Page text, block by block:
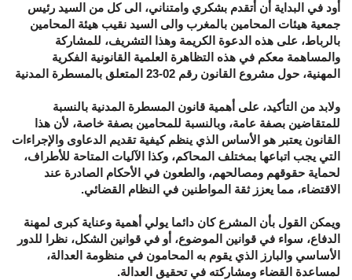
أود في البداية أن أتقدم بشكري وامتناني، الى كل من السيد رئيس
جمعية هيئات المحامين بالمغرب والى السيد نقيب هيئة المحامين
بالرباط، على هذه الدعوة الكريمة وهذا التشريف، للمشاركة
والمساهمة معكم في هذه التظاهرة العلمية القانونية الفكرية
المهنية، حول مشروع القانون رقم 02-23 المتعلق بالمسطرة المدنية
ولابد من التأكيد، على أهمية قانون المسطرة المدنية بالنسبة
للمتقاضين بصفة عامة، وبالنسبة للمحامين بصفة خاصة، لأن هذا
القانون يعتبر هو الأساس الذي ينظم كيفية تقديم الدعاوى والإجراءات
التي يجب اتباعها بمختلف المحاكم، وكذا الآليات المتاحة للأطراف،
لحماية حقوقهم ومصالحهم، والطعون في الأحكام الصادرة عند
الاقتضاء، مما يعزز ثقة المواطنين في النظام القضائي.
ويمكن القول بأن المشرع كان دائما يولي أهمية وعناية كبرى لمهنة
الدفاع، سواء في قوانين الموضوع، أو في قوانين الشكل، نظرا للدور
الأساسي والبارز الذي يقوم به المحامون في منظومة العدالة،
لمساعدة القضاء ومشاركته في تحقيق العدالة.